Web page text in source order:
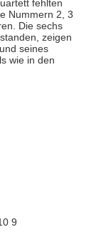
fehlten
Nummern 2, 3
Die sechs
zeigen
seines
wie in den
9